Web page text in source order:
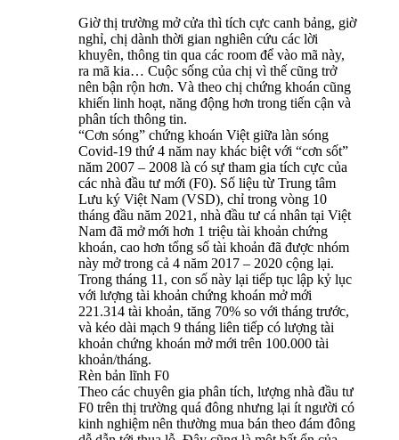
Giờ thị trường mở cửa thì tích cực canh bảng, giờ
nghỉ, chị dành thời gian nghiên cứu các lời
khuyên, thông tin qua các room để vào mã này,
ra mã kia… Cuộc sống của chị vì thế cũng trở
nên bận rộn hơn. Và theo chị chứng khoán cũng
khiến linh hoạt, năng động hơn trong tiến cận và
phân tích thông tin.
“Cơn sóng” chứng khoán Việt giữa làn sóng
Covid-19 thứ 4 năm nay khác biệt với “cơn sốt”
năm 2007 – 2008 là có sự tham gia tích cực của
các nhà đầu tư mới (F0). Số liệu từ Trung tâm
Lưu ký Việt Nam (VSD), chỉ trong vòng 10
tháng đầu năm 2021, nhà đầu tư cá nhân tại Việt
Nam đã mở mới hơn 1 triệu tài khoản chứng
khoán, cao hơn tổng số tài khoản đã được nhóm
này mở trong cả 4 năm 2017 – 2020 cộng lại.
Trong tháng 11, con số này lại tiếp tục lập kỷ lục
với lượng tài khoản chứng khoán mở mới
221.314 tài khoản, tăng 70% so với tháng trước,
và kéo dài mạch 9 tháng liên tiếp có lượng tài
khoản chứng khoán mở mới trên 100.000 tài
khoản/tháng.
Rèn bản lĩnh F0
Theo các chuyên gia phân tích, lượng nhà đầu tư
F0 trên thị trường quá đông nhưng lại ít người có
kinh nghiệm nên thường mua bán theo đám đông